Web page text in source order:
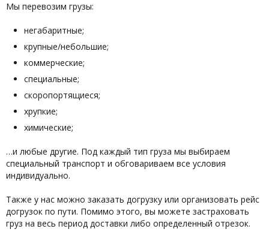
Мы перевозим грузы:
негабаритные;
крупные/небольшие;
коммерческие;
специальные;
скоропортящиеся;
хрупкие;
химические;
…и любые другие. Под каждый тип груза мы выбираем
специальный транспорт и обговариваем все условия
индивидуально.
Также у нас можно заказать догрузку или организовать рейс
догрузок по пути. Помимо этого, вы можете застраховать
груз на весь период доставки либо определенный отрезок.